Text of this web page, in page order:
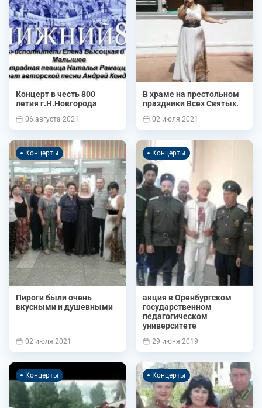
Концерт в честь 800
летия г.Н.Новгорода
06 августа 2021
В храме на престольном
праздники Всех Святых.
02 июля 2021
Концерты
Пироги были очень
вкусными и душевными
02 июля 2021
Концерты
акция в Оренбургском
государственном
педагогическом
университете
29 июня 2019
Концерты Концерты